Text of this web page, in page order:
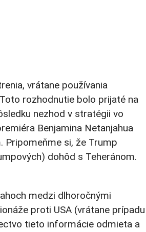
vrátane používania
rozhodnutie bolo prijaté na
nezhod v stratégii vo
Benjamina Netanjahua
si, že Trump
dohôd s Teheránom.
medzi dlhoročnými
proti USA (vrátane prípadu
tieto informácie odmieta a